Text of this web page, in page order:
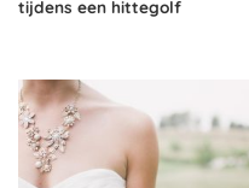
tijdens een hittegolf